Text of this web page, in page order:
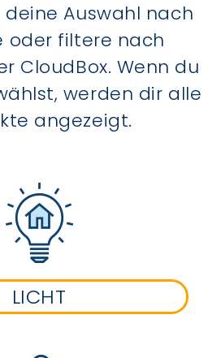
deine Auswahl nach
oder filtere nach
CloudBox. Wenn du
werden dir alle
angezeigt.
LICHT